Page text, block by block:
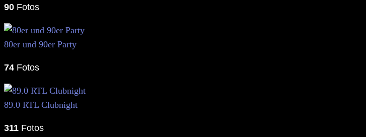
90 Fotos
80er und 90er Party
74 Fotos
89.0 RTL Clubnight
311 Fotos